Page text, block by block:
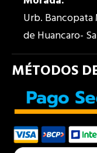
Urb.
de Huancaro-
MÉTODOS